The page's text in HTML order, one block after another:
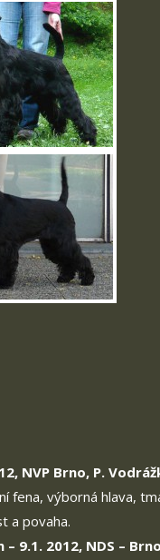
NVP Brno, P.
fena, výborná hlava,
a povaha.
9.1. 2012, NDS –